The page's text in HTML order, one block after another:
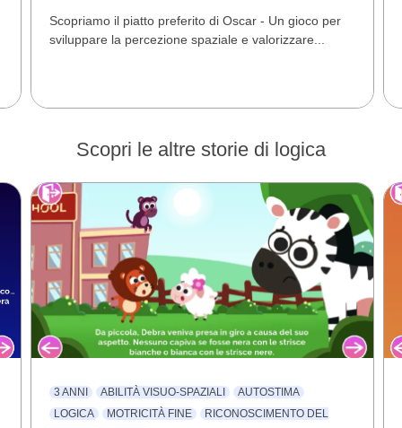
Scopriamo il piatto preferito di Oscar - Un gioco per
sviluppare la percezione spaziale e valorizzare...
Scopri le altre storie di logica
3 ANNI ABILITÀ VISUO-SPAZIALI
AUTOSTIMA
LOGICA
MOTRICITÀ FINE
RICONOSCIMENTO DEL